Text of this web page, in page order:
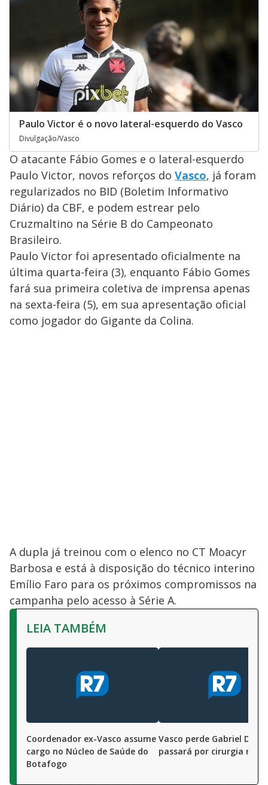
Paulo Victor é o novo lateral-esquerdo do Vasco
Divulgação/Vasco
O atacante Fábio Gomes e o lateral-esquerdo
Paulo Victor, novos reforços do Vasco, já foram
regularizados no BID (Boletim Informativo
Diário) da CBF, e podem estrear pelo
Cruzmaltino na Série B do Campeonato
Brasileiro.
Paulo Victor foi apresentado oficialmente na
última quarta-feira (3), enquanto Fábio Gomes
fará sua primeira coletiva de imprensa apenas
na sexta-feira (5), em sua apresentação oficial
como jogador do Gigante da Colina.
A dupla já treinou com o elenco no CT Moacyr
Barbosa e está à disposição do técnico interino
Emílio Faro para os próximos compromissos na
campanha pelo acesso à Série A.
LEIA TAMBÉM
Coordenador ex-Vasco assume
cargo no Núcleo de Saúde do
Botafogo
Vasco perde Gabriel Dias,
passará por cirurgia no